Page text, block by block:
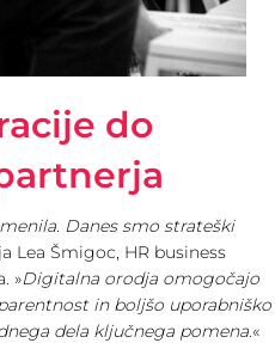
do
Danes smo strateški
Lea Šmigoc, HR business
»Digitalna orodja omogočajo
in boljšo uporabniško
dela ključnega pomena.«